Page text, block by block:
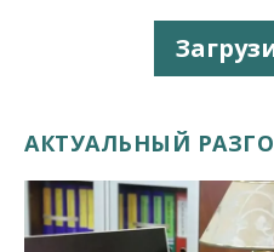
АКТУАЛЬНЫЙ